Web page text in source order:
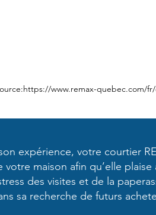
https://www.remax-quebec.com/
expérience, votre courtier
votre maison afin qu’elle
des visites et de la
sa recherche de futurs